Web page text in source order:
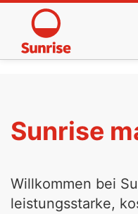
Sunrise
Willkommen bei
leistungsstarke,